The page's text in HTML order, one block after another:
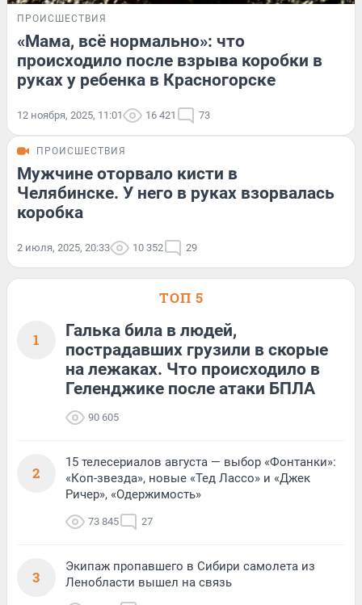
ПРОИСШЕСТВИЯ
«Мама, всё нормально»: что
происходило после взрыва коробки в
руках у ребенка в Красногорске
12 ноября, 2025, 11:01 16 421 73
ПРОИСШЕСТВИЯ
Мужчине оторвало кисти в
Челябинске. У него в руках взорвалась
коробка
2 июля, 2025, 20:33 10 352 29
ТОП 5
1
Галька била в людей,
пострадавших грузили в скорые
на лежаках. Что происходило в
Геленджике после атаки БПЛА
90 605
2
15 телесериалов августа — выбор «Фонтанки»:
«Коп-звезда», новые «Тед Лассо» и «Джек
Ричер», «Одержимость»
73 845 27
3
Экипаж пропавшего в Сибири самолета из
Ленобласти вышел на связь